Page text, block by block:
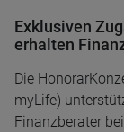
Exklusiven
erhalten
Die
myLife)
Finanzberater